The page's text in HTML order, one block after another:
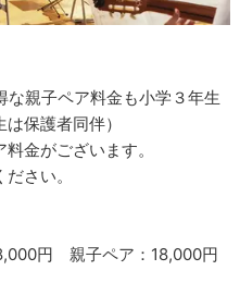
親子ペア料金も小学３年生
保護者同伴）
金がございます。
さい。
円 親子ペア：18,000円